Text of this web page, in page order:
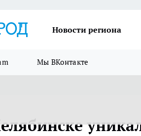
Новости региона
Мы ВКонтакте